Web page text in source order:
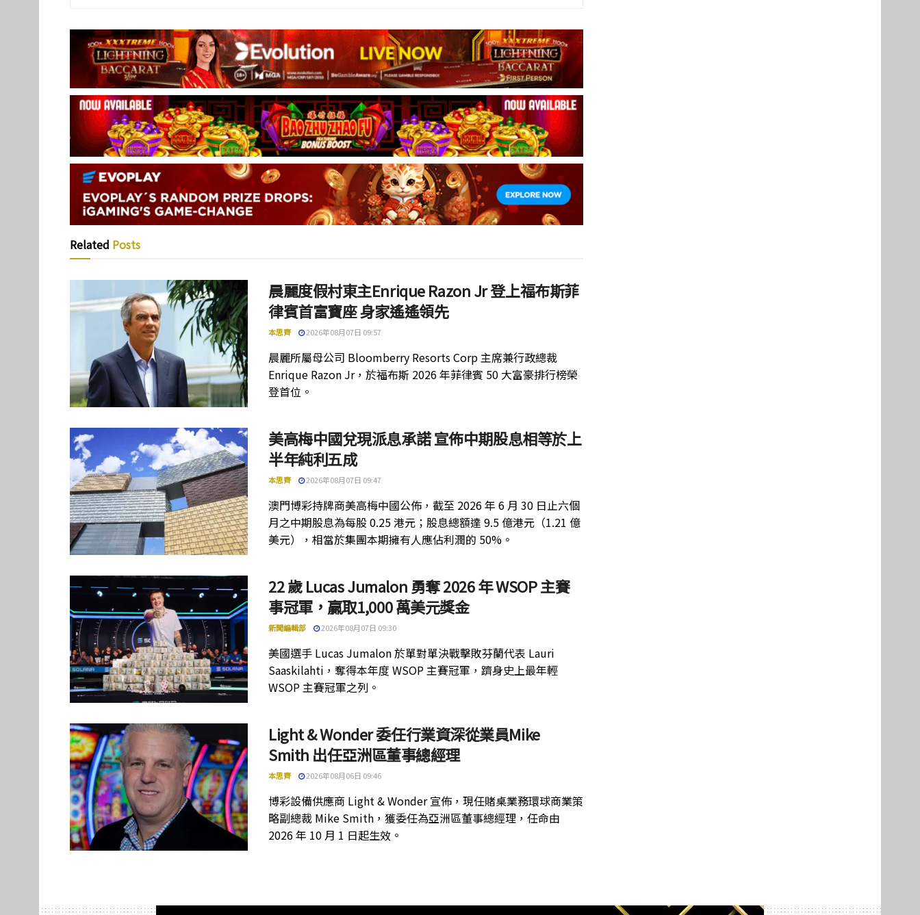
Related Posts
晨麗度假村東主Enrique Razon Jr 登上福布斯菲
律賓首富寶座 身家遙遙領先
本思齊 2026年08月07日 09:57
晨麗所屬母公司 Bloomberry Resorts Corp 主席兼行政總裁
Enrique Razon Jr，於福布斯 2026 年菲律賓 50 大富豪排行榜榮
登首位。
美高梅中國兌現派息承諾 宣佈中期股息相等於上
半年純利五成
本思齊 2026年08月07日 09:47
澳門博彩持牌商美高梅中國公佈，截至 2026 年 6 月 30 日止六個
月之中期股息為每股 0.25 港元；股息總額達 9.5 億港元（1.21 億
美元），相當於集團本期擁有人應佔利潤的 50%。
22 歲 Lucas Jumalon 勇奪 2026 年 WSOP 主賽
事冠軍，贏取1,000 萬美元獎金
新聞編輯部 2026年08月07日 09:30
美國選手 Lucas Jumalon 於單對單決戰擊敗芬蘭代表 Lauri
Saaskilahti，奪得本年度 WSOP 主賽冠軍，躋身史上最年輕
WSOP 主賽冠軍之列。
Light & Wonder 委任行業資深從業員Mike
Smith 出任亞洲區董事總經理
本思齊 2026年08月06日 09:46
博彩設備供應商 Light & Wonder 宣佈，現任賭桌業務環球商業策
略副總裁 Mike Smith，獲委任為亞洲區董事總經理，任命由
2026 年 10 月 1 日起生效。